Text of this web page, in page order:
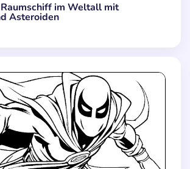
im Weltall mit
Asteroiden